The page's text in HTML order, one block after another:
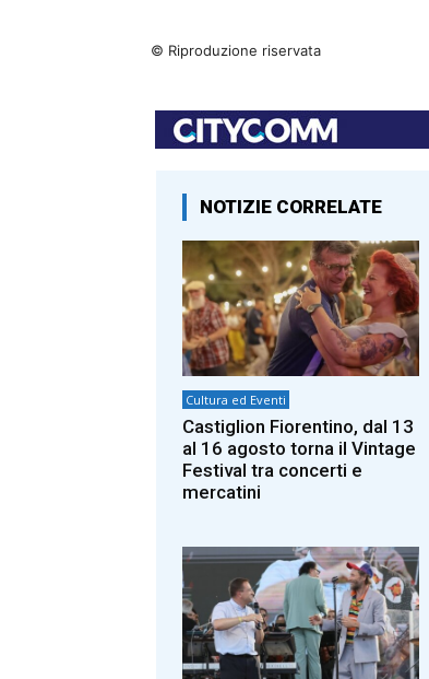
© Riproduzione riservata
NOTIZIE CORRELATE
Cultura ed Eventi
Castiglion Fiorentino, dal 13
al 16 agosto torna il Vintage
Festival tra concerti e
mercatini